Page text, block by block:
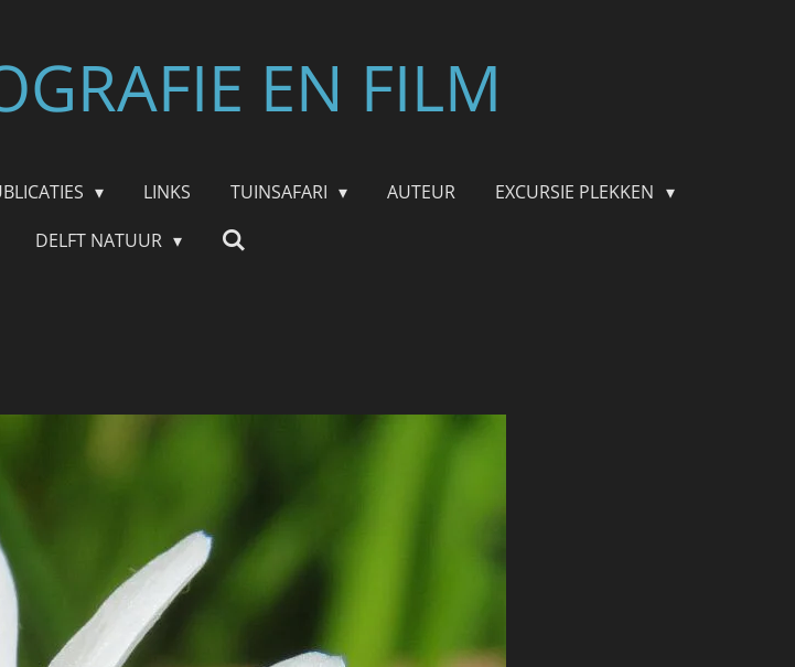
EN FILM
LINKS TUINSAFARI AUTEUR
EXCURSIE PLEKKEN
DELFT NATUUR